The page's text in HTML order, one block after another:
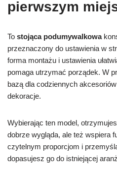
pierwszym
To stojąca podumywalkowa
przeznaczony do ustawienia w
forma montażu i ustawienia
pomaga utrzymać porządek. W
bazą dla codziennych
dekoracje.
Wybierając ten model,
dobrze wygląda, ale też wspiera
czytelnym proporcjom i
dopasujesz go do istniejącej